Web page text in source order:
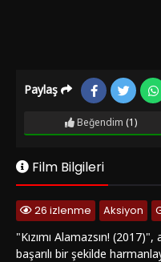
Paylaş
Beğendim (1)
Film Bilgileri
26 izlenme Aksiyon
"Kızımı Alamazsın!
başarılı bir şekilde